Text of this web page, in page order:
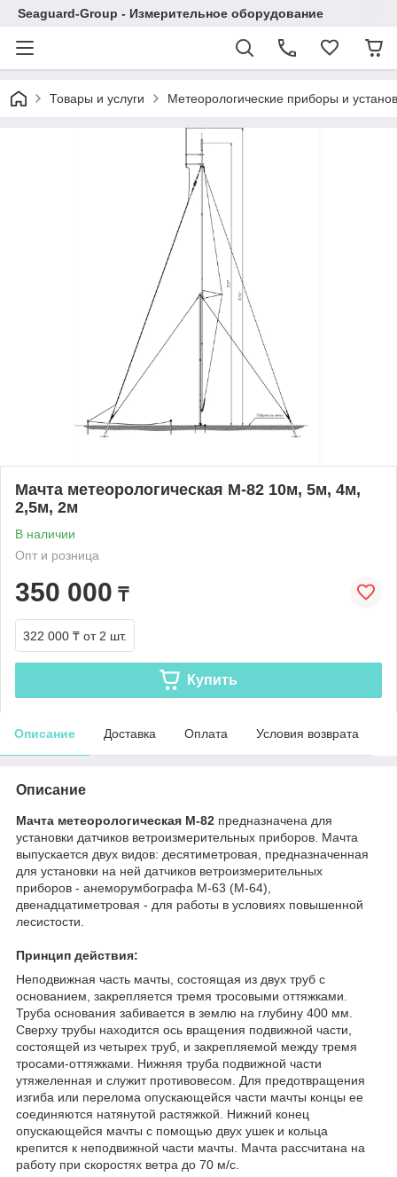
Seaguard-Group - Измерительное оборудование
Товары и услуги Метеорологические приборы и
Мачта метеорологическая М-82 10м, 5м, 4м,
2,5м, 2м
В наличии
Опт и розница
350 000 ₸
322 000 ₸ от 2 шт.
Купить
Описание Доставка Оплата Условия возврата
Описание
Мачта метеорологическая М-82 предназначена для
установки датчиков ветроизмерительных приборов. Мачта
выпускается двух видов: десятиметровая, предназначенная
для установки на ней датчиков ветроизмерительных
приборов - анеморумбографа М-63 (М-64),
двенадцатиметровая - для работы в условиях повышенной
лесистости.
Принцип действия:
Неподвижная часть мачты, состоящая из двух труб с
основанием, закрепляется тремя тросовыми оттяжками.
Труба основания забивается в землю на глубину 400 мм.
Сверху трубы находится ось вращения подвижной части,
состоящей из четырех труб, и закрепляемой между тремя
тросами-оттяжками. Нижняя труба подвижной части
утяжеленная и служит противовесом. Для предотвращения
изгиба или перелома опускающейся части мачты концы ее
соединяются натянутой растяжкой. Нижний конец
опускающейся мачты с помощью двух ушек и кольца
крепится к неподвижной части мачты. Мачта рассчитана на
работу при скоростях ветра до 70 м/с.